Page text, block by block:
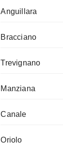
Anguillara
Bracciano
Trevignano
Manziana
Canale
Oriolo